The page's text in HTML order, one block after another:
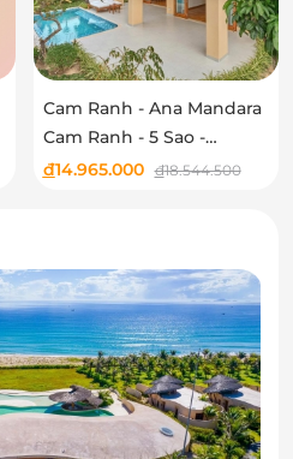
Cam Ranh - Ana Mandara
Cam Ranh - 5 Sao -
Lagoon Three-Bedroom
đ14.965.000 đ18.544.500